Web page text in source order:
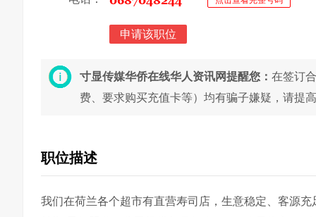
申请该职位
寸显传媒华侨在线华人资讯网提醒您： 在签订
费、要求购买充值卡等）均有骗子嫌疑，请提
职位描述
我们在荷兰各个超市有直营寿司店，生意稳定、客源